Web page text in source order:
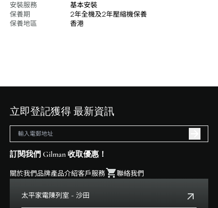
安裝服務
基本安裝
保養期
2年全機及2年壓縮機保養
保養地區
香港
立即登記獲得 最新資訊
訂閱我們 Gilman 收取優惠！
關於我們品牌產品介紹客戶服務 聯絡我們
太平家電陳列室 - 沙田